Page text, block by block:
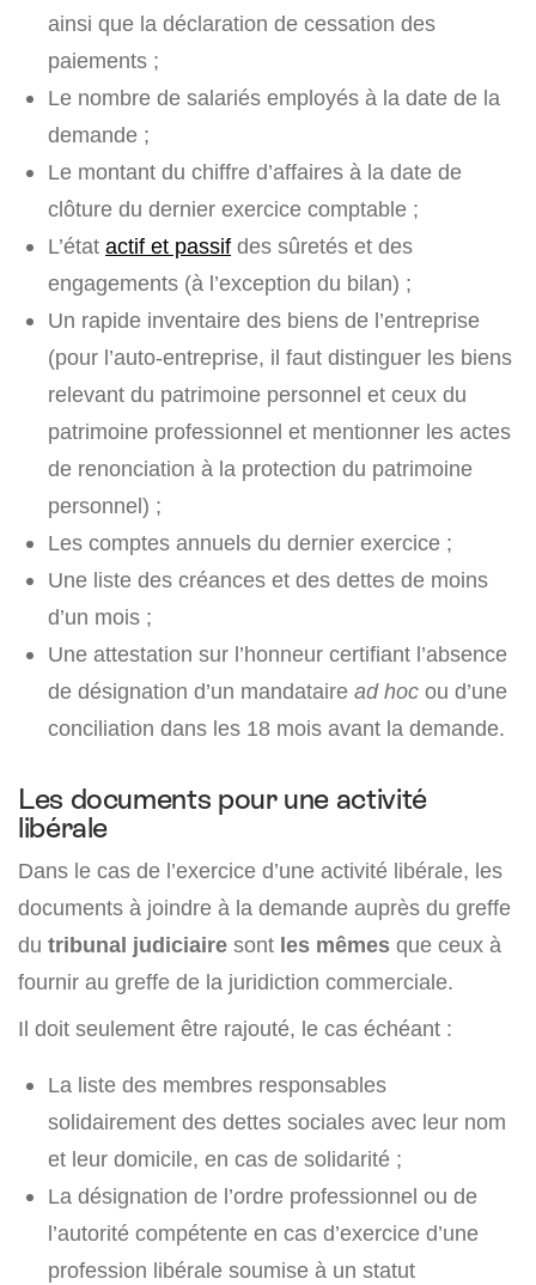
ainsi que la déclaration de cessation des
paiements ;
Le nombre de salariés employés à la date de la
demande ;
Le montant du chiffre d’affaires à la date de
clôture du dernier exercice comptable ;
L’état actif et passif des sûretés et des
engagements (à l’exception du bilan) ;
Un rapide inventaire des biens de l’entreprise
(pour l’auto-entreprise, il faut distinguer les biens
relevant du patrimoine personnel et ceux du
patrimoine professionnel et mentionner les actes
de renonciation à la protection du patrimoine
personnel) ;
Les comptes annuels du dernier exercice ;
Une liste des créances et des dettes de moins
d’un mois ;
Une attestation sur l’honneur certifiant l’absence
de désignation d’un mandataire ad hoc ou d’une
conciliation dans les 18 mois avant la demande.
Les documents pour une activité
libérale
Dans le cas de l’exercice d’une activité libérale, les
documents à joindre à la demande auprès du greffe
du tribunal judiciaire sont les mêmes que ceux à
fournir au greffe de la juridiction commerciale.
Il doit seulement être rajouté, le cas échéant :
La liste des membres responsables
solidairement des dettes sociales avec leur nom
et leur domicile, en cas de solidarité ;
La désignation de l’ordre professionnel ou de
l’autorité compétente en cas d’exercice d’une
profession libérale soumise à un statut